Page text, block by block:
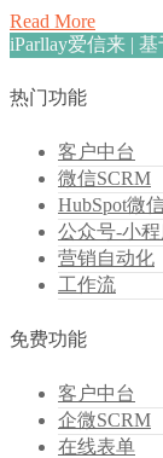
Read More
iParllay爱信来 |
热门功能
客户中台
微信SCRM
HubSpot微
公众号-小
营销自动化
工作流
免费功能
客户中台
企微SCRM
在线表单